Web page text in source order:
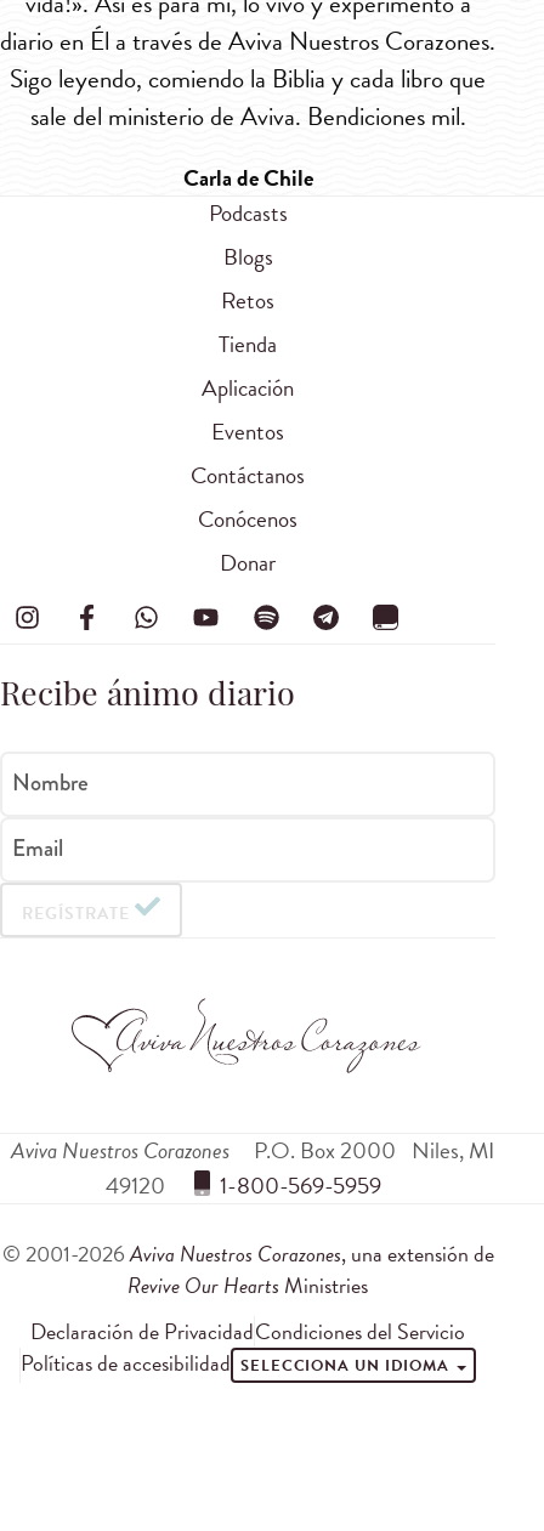
diario en Él a través de Aviva Nuestros Corazones.
Sigo leyendo, comiendo la Biblia y cada libro que
sale del ministerio de Aviva. Bendiciones mil.
Carla de Chile
Podcasts
Blogs
Retos
Tienda
Aplicación
Eventos
Contáctanos
Conócenos
Donar
Recibe ánimo diario
Nombre
Email
REGÍSTRATE
Aviva Nuestros Corazones P.O. Box 2000 Niles,MI
49120
1-800-569-5959
© 2001-2026Aviva Nuestros Corazones, una extensión de
Revive Our Hearts Ministries
Declaración de PrivacidadCondiciones del Servicio
Políticas de accesibilidad SELECCIONA UN IDIOMA